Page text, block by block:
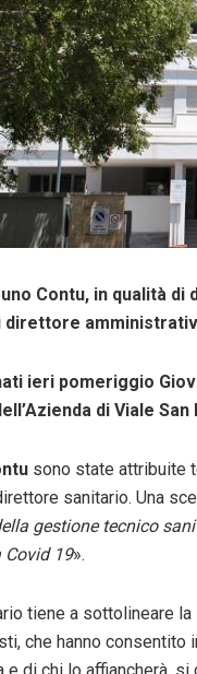
Contu, in qualità
direttore
ieri pomeriggio
di Viale San
sono state attribuite
sanitario. Una
gestione tecnico
Covid 19».
tiene a sottolineare
che hanno consentito